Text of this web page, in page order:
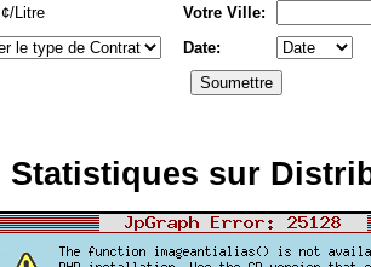
¢/Litre
Votre Ville:
Date:
Statistiques sur